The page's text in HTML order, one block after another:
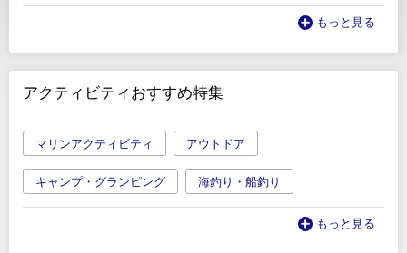
もっと見る
アクティビティおすすめ特集
マリンアクティビティ アウトドア
キャンプ・グランピング 海釣り・船釣り
もっと見る